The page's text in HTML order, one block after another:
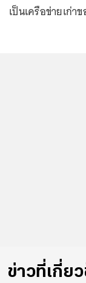
เป็นเครือข่ายเก่
ข่าวที่เกี่ย